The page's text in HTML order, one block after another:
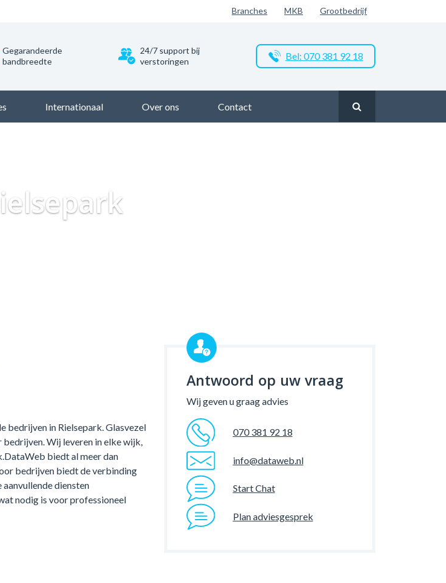
Branches MKB Grootbedrijf
Gegarandeerde
bandbreedte
24/7 support bij
verstoringen
Bel: 070 381 92 18
Internationaal Over ons Contact
bedrijven in Rielsepark. Glasvezel
Wij leveren in elke wijk,
biedt al meer dan
bedrijven biedt de verbinding
diensten
nodig is voor professioneel
Antwoord op uw vraag
Wij geven u graag advies
070 381 92 18
info@dataweb.nl
Start Chat
Plan adviesgesprek